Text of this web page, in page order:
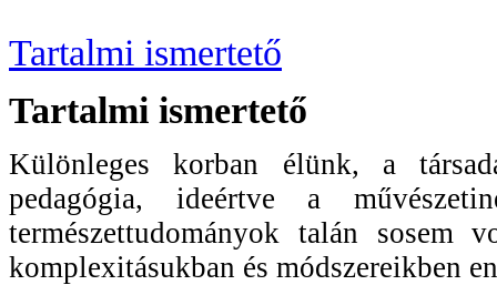
Tartalmi ismertető
Tartalmi ismertető
Különleges korban élünk, a
pedagógia, ideértve a
természettudományok talán sosem
komplexitásukban és módszereikben